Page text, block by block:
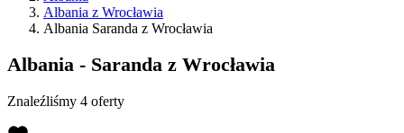
Albania z Wrocławia
Albania Saranda z Wrocławia
Albania - Saranda z Wrocławia
Znaleźliśmy 4 oferty